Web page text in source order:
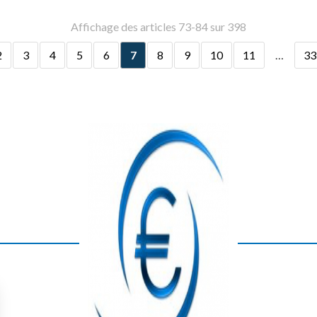
Affichage des articles 73-84 sur 398
3 4 5 6 7 8 9 10 11 … 33